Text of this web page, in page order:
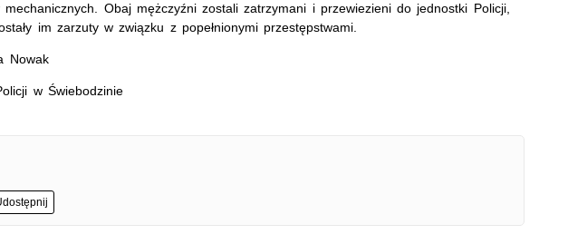
mechanicznych. Obaj mężczyźni zostali zatrzymani i przewiezieni do jednostki Policji,
im zarzuty w związku z popełnionymi przestępstwami.
Nowak
w Świebodzinie